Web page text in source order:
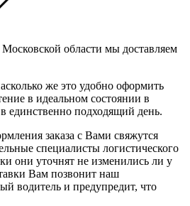
области мы доставляем
же это удобно оформить
в идеальном состоянии в
единственно подходящий день.
заказа с Вами свяжутся
специалисты логистического
они уточнят не изменились ли у
Вам позвонит наш
водитель и предупредит, что